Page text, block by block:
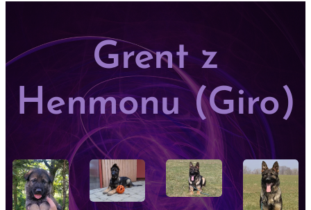
Grent z
Henmonu (Giro)